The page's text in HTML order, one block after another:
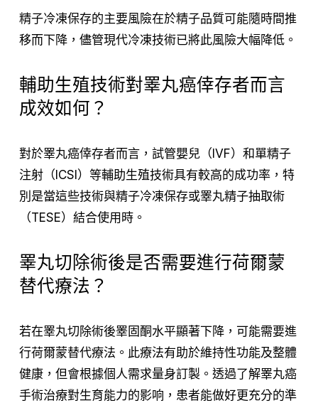
精子冷凍保存的主要風險在於精子品質可能隨時間推
移而下降，儘管現代冷凍技術已將此風險大幅降低。
輔助生殖技術對睪丸癌倖存者而言
成效如何？
對於睪丸癌倖存者而言，試管嬰兒（IVF）和單精子
注射（ICSI）等輔助生殖技術具有較高的成功率，特
別是當這些技術與精子冷凍保存或睪丸精子抽取術
（TESE）結合使用時。
睪丸切除術後是否需要進行荷爾蒙
替代療法？
若在睪丸切除術後睪固酮水平顯著下降，可能需要進
行荷爾蒙替代療法。此療法有助於維持性功能及整體
健康，但會根據個人需求量身訂製。透過了解睪丸癌
手術治療對生育能力的影响，患者能做好更充分的準